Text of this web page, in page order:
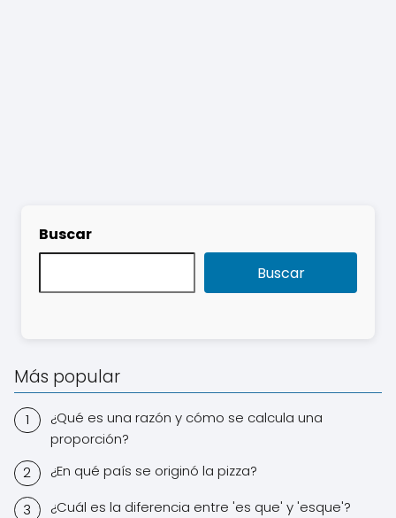
Buscar
Buscar
Más popular
¿Qué es una razón y cómo se calcula una
proporción?
¿En qué país se originó la pizza?
¿Cuál es la diferencia entre 'es que' y 'esque'?